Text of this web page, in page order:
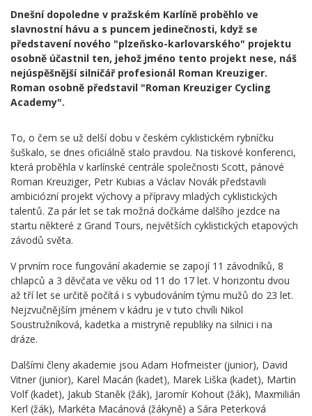
Dnešní dopoledne v pražském Karlíně proběhlo ve
slavnostní hávu a s puncem jedinečnosti, když se
představení nového "plzeňsko-karlovarského" projektu
osobně účastnil ten, jehož jméno tento projekt nese, náš
nejúspěšnější silničář profesionál Roman Kreuziger.
Roman osobně představil "Roman Kreuziger Cycling
Academy".
To, o čem se už delší dobu v českém cyklistickém rybníčku
šuškalo, se dnes oficiálně stalo pravdou. Na tiskové konferenci,
která proběhla v karlínské centrále společnosti Scott, pánové
Roman Kreuziger, Petr Kubias a Václav Novák představili
ambiciózní projekt výchovy a přípravy mladých cyklistických
talentů. Za pár let se tak možná dočkáme dalšího jezdce na
startu některé z Grand Tours, největších cyklistických etapových
závodů světa.
V prvním roce fungování akademie se zapojí 11 závodníků, 8
chlapců a 3 děvčata ve věku od 11 do 17 let. V horizontu dvou
až tří let se určitě počítá i s vybudováním týmu mužů do 23 let.
Nejzvučnějším jménem v kádru je v tuto chvíli Nikol
Soustružníková, kadetka a mistryně republiky na silnici i na
dráze.
Dalšími členy akademie jsou Adam Hofmeister (junior), David
Vitner (junior), Karel Macán (kadet), Marek Liška (kadet), Martin
Volf (kadet), Jakub Staněk (žák), Jaromír Kohout (žák), Maxmilián
Kerl (žák), Markéta Macánová (žákyně) a Sára Peterková